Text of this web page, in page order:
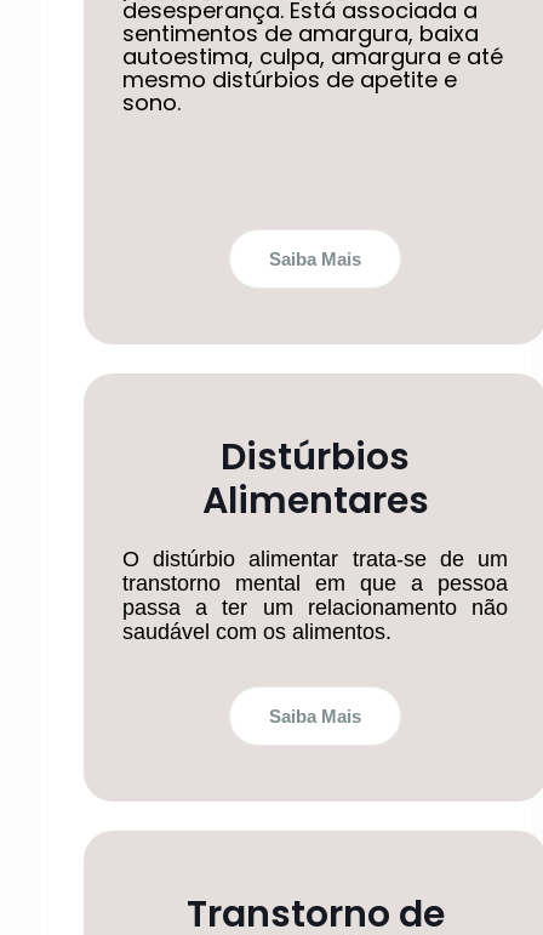
desesperança. Está associada a
sentimentos de amargura, baixa
autoestima, culpa, amargura e até
mesmo distúrbios de apetite e
sono.
Saiba Mais
Distúrbios
Alimentares
O distúrbio alimentar trata-se de um
transtorno mental em que a pessoa
passa a ter um relacionamento não
saudável com os alimentos.
Saiba Mais
Transtorno de